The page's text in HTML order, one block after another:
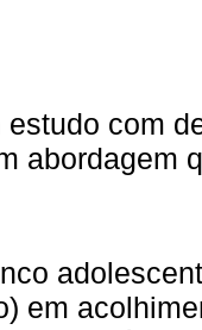
estudo com
abordagem
em